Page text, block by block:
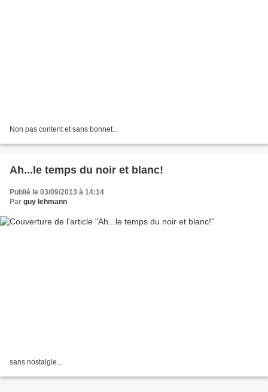
Non pas content et sans bonnet...
Ah...le temps du noir et blanc!
Publié le 03/09/2013 à 14:14
Par guy lehmann
sans nostalgie...